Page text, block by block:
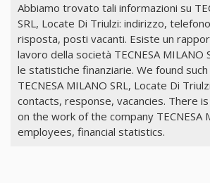
Abbiamo trovato tali informazioni su
SRL, Locate Di Triulzi: indirizzo,
risposta, posti vacanti. Esiste un
lavoro della società TECNESA MILANO
le statistiche finanziarie. We found
TECNESA MILANO SRL, Locate Di
contacts, response, vacancies. There
on the work of the company TECNESA
employees, financial statistics.